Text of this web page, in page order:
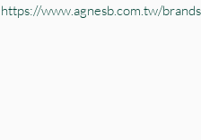
https://www.agnesb.com.tw/